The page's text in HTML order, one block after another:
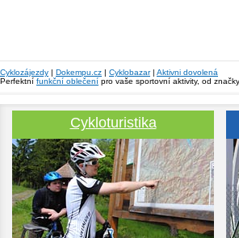
Cyklozájezdy | Dokempu.cz | Cyklobazar| Aktivni dovolená
Perfektní funkční oblečení pro vaše sportovní aktivity, od značky
Cykloturistika